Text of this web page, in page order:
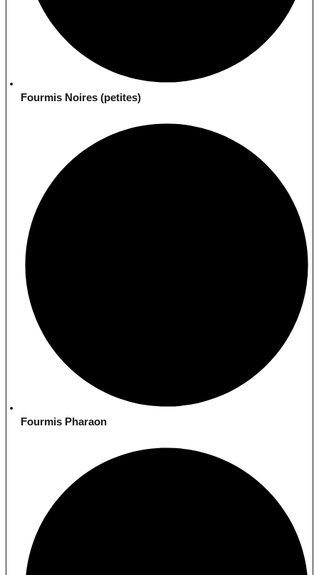
Fourmis Noires (petites)
Fourmis Pharaon